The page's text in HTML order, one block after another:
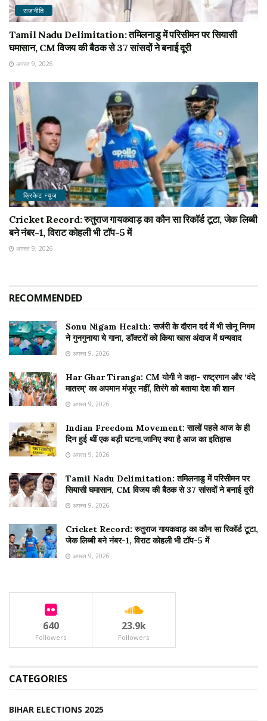
राजनीति
Tamil Nadu Delimitation: तमिलनाडु में परिसीमन पर सियासी
घमासान, CM विजय की बैठक से 37 सांसदों ने बनाई दूरी
अगस्त 9, 2026
क्रिकेट न्यू़ज
Cricket Record: रुतुराज गायकवाड़ का कौन सा रिकॉर्ड टूटा, जेक लिब्बी
बने नंबर-1, विराट कोहली भी टॉप-5 में
अगस्त 9, 2026
RECOMMENDED
Sonu Nigam Health: सर्जरी के दौरान दर्द में भी सोनू निगम
ने गुनगुनाया ये गाना, डॉक्टरों को किया खास अंदाज में धन्यवाद
अगस्त 9, 2026
Har Ghar Tiranga: CM योगी ने कहा- राष्ट्रगान और ‘वंदे
मातरम्’ का अपमान मंजूर नहीं, तिरंगे को बताया देश की शान
अगस्त 9, 2026
Indian Freedom Movement: सालों पहले आज के ही
दिन हुई थीं एक बड़ी घटना,जानिए क्या है आज का इतिहास
अगस्त 9, 2026
Tamil Nadu Delimitation: तमिलनाडु में परिसीमन पर
सियासी घमासान, CM विजय की बैठक से 37 सांसदों ने बनाई दूरी
अगस्त 9, 2026
Cricket Record: रुतुराज गायकवाड़ का कौन सा रिकॉर्ड टूटा,
जेक लिब्बी बने नंबर-1, विराट कोहली भी टॉप-5 में
अगस्त 9, 2026
640
Followers
23.9k
Followers
CATEGORIES
BIHAR ELECTIONS 2025